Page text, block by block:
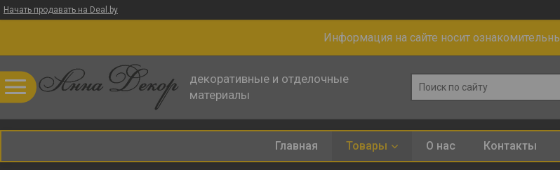
Начать продавать на Deal.by
Информация на сайте носит
декоративные и отделочные
материалы
Главная Товары О нас Контакты